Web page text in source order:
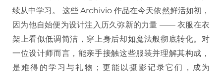
续从中学习。 这些 Archivio 作品在今天依然鲜活如初，
因为他自始便为设计注入历久弥新的力量 —— 衣服在衣
架上看似低调简洁，穿上身后却如魔法般彻底转化。对
一位设计师而言，能亲手接触这些服装并理解其构成，
是难得的学习与礼物；更能以摄影记录它们，成为